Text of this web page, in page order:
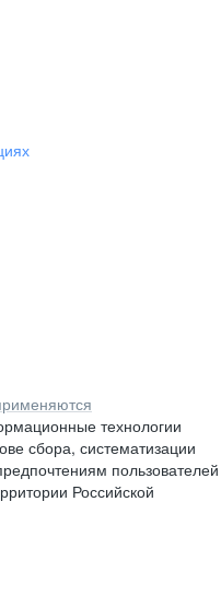
технологии
сбора, систематизации
пользователей
Российской